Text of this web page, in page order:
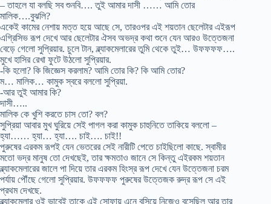
– তাহলে যা বলছি সব শুনবি…. তুই আমার দাসী …… আমি তোর
মালিক….বুঝলি?
একেই কামের নেশায় মত্ত হয়ে আছে সে, তারওপর এই শয়তান ছেলেটার এইরূপ
এগ্রিসিভ রূপ দেখে আর ছেলেটার ঐসব অভদ্র কথা শুনে যেন আরও উত্তেজনা
বেড়ে গেলো সুপ্রিয়ার. চুলে টান, ব্ল্যাকমেলারের তুমি থেকে তুই… উফফফফ….
মুখে হাসির রেখা ফুটে উঠলো সুপ্রিয়ার.
-কি হলো? কি জিজ্ঞেস করলাম? আমি তোর কি? কি আমি তোর?
ম… মালিক… কামুক স্বরে বললো সুপ্রিয়া.
-আর তুই আমার কি?
দাসী…..
মালিক কে খুশি করতে চাস তো? বল?
সুপ্রিয়া আবার মুখ ঘুরিয়ে সেই পাগল করা কামুক চাহুনিতে তাকিয়ে বললো –
হ্যা…… হ্যা… হ্যা…. চাই…. চাই!!
পুরুষের এরকম রূপই যেন ভেতরের সেই নারীটি পেতে চাইছিলো কাছে. স্বামীর
মতো ভদ্র মানুষ তো দেখছেই, তার ক্ষমতাও জানে সে কিন্তু এইরকম শয়তান
ব্ল্যাকমেলারের জালে পা দিয়ে তার এরকম হিংস্র রূপ দেখে যেন উত্তেজনা চরম
পর্যায় পৌঁছে গেলো সুপ্রিয়ার. উফফফফ পুরুষের উত্তেজক রুদ্র রূপ সে এই
প্রথম দেখছে.
ব্ল্যাকমেলার ওই ভাবেই তাকে এই সোফায় এনে বসিয়ে নিজেও বসেছিল আর তার